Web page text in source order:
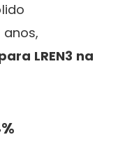
LREN3 na